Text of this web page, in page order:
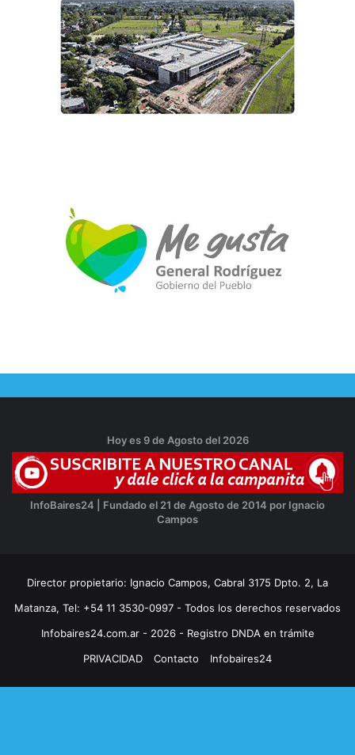
Hoy es 9 de Agosto del 2026
InfoBaires24 | Fundado el 21 de Agosto de 2014 por Ignacio
Campos
Director propietario: Ignacio Campos, Cabral 3175 Dpto. 2, La
Matanza, Tel: +54 11 3530-0997 - Todos los derechos reservados
Infobaires24.com.ar - 2026 - Registro DNDA en trámite
PRIVACIDAD
Contacto Infobaires24